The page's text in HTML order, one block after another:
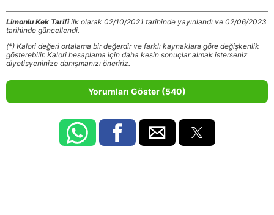
Limonlu Kek Tarifiilk olarak 02/10/2021 tarihinde yayınlandı ve 02/06/2023
tarihinde güncellendi.
(*) Kalori değeri ortalama bir değerdir ve farklı kaynaklara göre değişkenlik
gösterebilir. Kalori hesaplama için daha kesin sonuçlar almak isterseniz
diyetisyeninize danışmanızı öneririz.
Yorumları Göster (540)